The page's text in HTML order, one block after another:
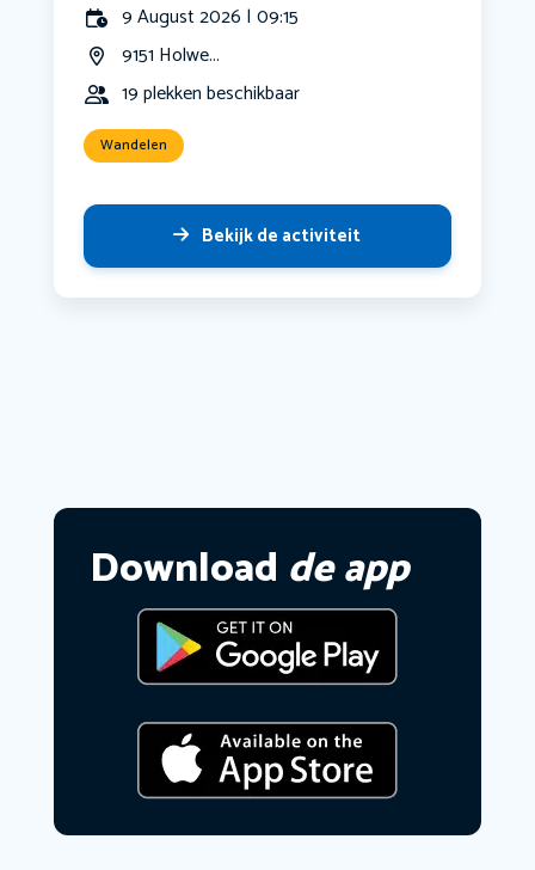
9 August 2026 | 09:15
9151 Holwe...
19 plekken beschikbaar
Wandelen
Bekijk de activiteit
Download de app